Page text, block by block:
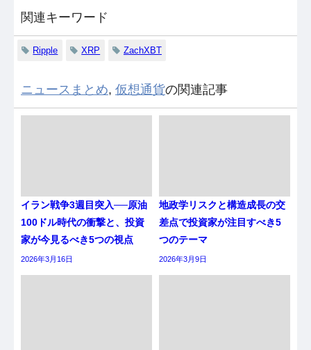
関連キーワード
Ripple XRP ZachXBT
ニュースまとめ, 仮想通貨の関連記事
イラン戦争3週目突入──原油
100ドル時代の衝撃と、投資
家が今見るべき5つの視点
2026年3月16日
地政学リスクと構造成長の交
差点で投資家が注目すべき5
つのテーマ
2026年3月9日